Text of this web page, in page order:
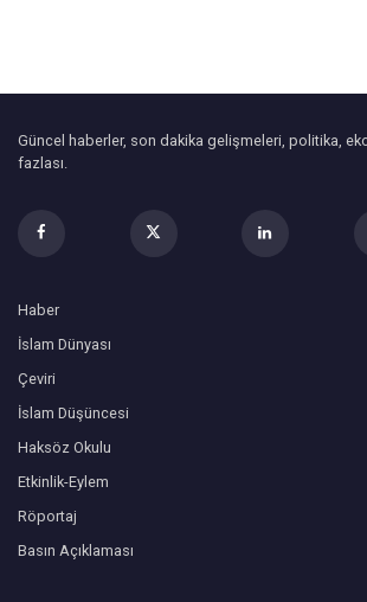
Güncel haberler, son dakika gelişmeleri, politika,
fazlası.
Haber
İslam Dünyası
Çeviri
İslam Düşüncesi
Haksöz Okulu
Etkinlik-Eylem
Röportaj
Basın Açıklaması